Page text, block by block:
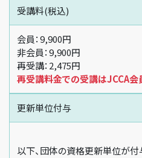
受講料(税込)
会員：9,900円
非会員：9,900円
再受講：2,475円
再受講料金での受講はJCCA会
更新単位付与
以下、団体の資格更新単位が付